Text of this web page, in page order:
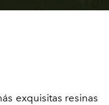
exquisitas resinas